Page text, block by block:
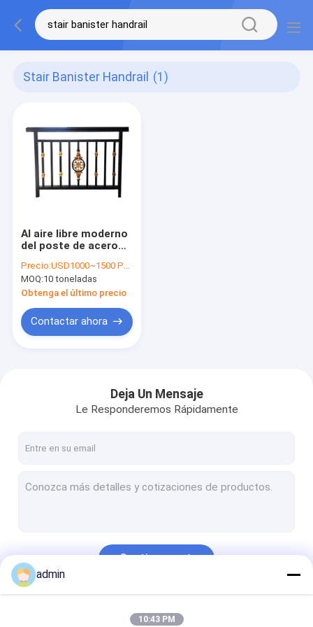
Stair Banister Handrail (1)
Al aire libre moderno
del poste de acero
de la barandilla de
Stair Railing Banister
de la cerca
Precio:USD1000~1500 PER Ton
MOQ:10 toneladas
Obtenga el último precio
Contactar ahora
Deja Un Mensaje
Le Responderemos Rápidamente
Continuar
Nuestras Categorías
admin
10:43 PM